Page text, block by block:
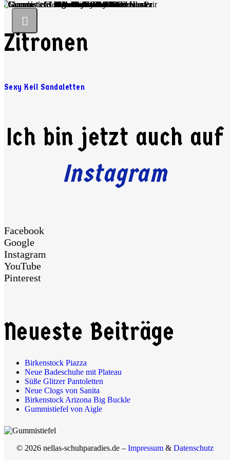
Zitronen
Sexy Keil Sandaletten
Ich bin jetzt auch auf
Instagram
Facebook
Google
Instagram
YouTube
Pinterest
Neueste Beiträge
Birkenstock Piazza
Neue Badeschuhe mit Plateau
Süße Glitzer Pantoletten
Neue Clogs von Sanita
Birkenstock Arizona Big Buckle
Gummistiefel von Aigle
© 2026 nellas-schuhparadies.de – Impressum & Datenschutz